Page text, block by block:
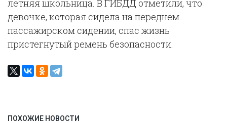
летняя школьница. В ГИБДД отметили, что
девочке, которая сидела на переднем
пассажирском сидении, спас жизнь
пристегнутый ремень безопасности.
ПОХОЖИЕ НОВОСТИ